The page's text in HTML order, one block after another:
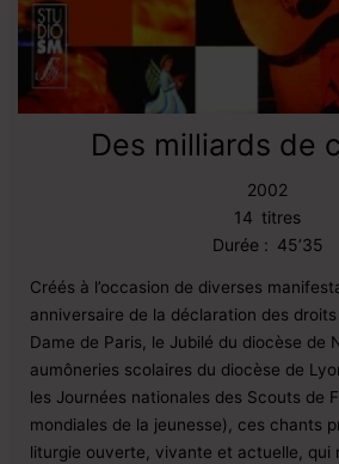
Des milliards de
2002
14 titres
Durée : 45’35
Créés à l’occasion de diverses
anniversaire de la déclaration des
Dame de Paris, le Jubilé du diocèse de
aumôneries scolaires du diocèse de
les Journées nationales des Scouts de
mondiales de la jeunesse), ces chants
liturgie ouverte, vivante et actuelle, qui